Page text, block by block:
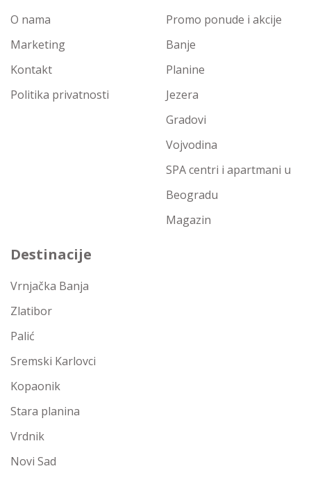
O nama
Marketing
Kontakt
Politika privatnosti
Promo ponude i akcije
Banje
Planine
Jezera
Gradovi
Vojvodina
SPA centri i apartmani u
Beogradu
Magazin
Destinacije
Vrnjačka Banja
Zlatibor
Palić
Sremski Karlovci
Kopaonik
Stara planina
Vrdnik
Novi Sad